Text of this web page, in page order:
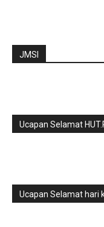
JMSI
Ucapan Selamat
Ucapan Selamat hari